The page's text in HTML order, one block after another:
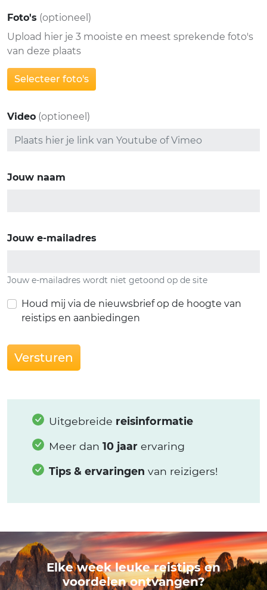
Foto's (optioneel)
Upload hier je 3 mooiste en meest sprekende foto's
van deze plaats
Selecteer foto's
Video (optioneel)
Jouw naam
Jouw e-mailadres
Jouw e-mailadres wordt niet getoond op de site
Houd mij via de nieuwsbrief op de hoogte van
reistips en aanbiedingen
Versturen
Uitgebreide reisinformatie
Meer dan 10 jaar ervaring
Tips & ervaringen van reizigers!
Elke week leuke reistips en
voordelen ontvangen?